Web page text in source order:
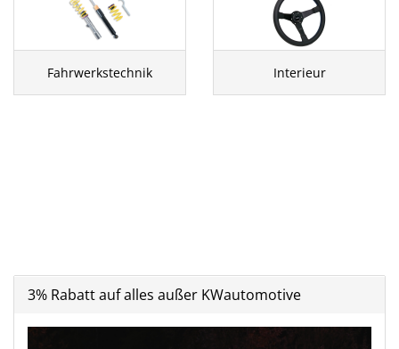
Fahrwerkstechnik Interieur
3% Rabatt auf alles außer KWautomotive